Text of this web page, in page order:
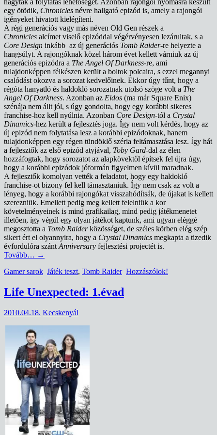
hagyták a folytatás lehetőségét. Azonban rajongói nyomásra készült
egy ötödik, Chronicles névre hallgató epizód is, amely a rajongói
igényeket hivatott kielégíteni.
A régi generációs vagy más néven Old Gen részek a
Chronicles alcímet viselő epizóddal végérvényesen lezárultak, s a
Core Design inkább az új generációs Tomb Raider-re helyezte a
hangsúlyt. A rajongóknak közel három évet kellett várniuk az új
generációs epizódra a The Angel Of Darkness-re, ami
tulajdonképpen félkészen került a boltok polcaira, s ezzel megannyi
csalódást okozva a sorozat kedvelőinek. Ekkor úgy tűnt, hogy a
régóta hanyatló és haldokló sorozatnak utolsó szöge volt a The
Angel Of Darkness. Azonban az Eidos (ma már Square Enix)
szénája nem állt jól, s úgy gondolta, hogy egy korábbi sikeres
franchise-hoz kell nyúlnia. Azonban Core Design-tól a Crystal
Dinamics-hez került a fejlesztés joga. Így nem volt kérdés, hogy az
új epizód nem folytatása lesz a korábbi epizódoknak, hanem
tulajdonképpen egy régen tündöklő széria feltámasztása lesz. Így hát
a fejlesztők az első epizód atyjával, Toby Gard-dal az élen
hozzáfogtak, hogy sorozatot az alapkövektől építsek fel újra úgy,
hogy a korábbi epizódok jóformán figyelmen kívül maradnak.
A fejlesztők komolyan vették a feladatot, hogy egy haldokló
franchise-ot bizony fel kell támasztaniuk. Így nem csak az volt a
lényeg, hogy a korábbi rajongókat visszahódítsák, de újakat is kellett
szerezniük. Emellett pedig meg kellett felelniük a kor
követelményeinek is mind grafikailag, mind pedig játékmenetet
illetően, így végül egy olyan játékot kaptunk, ami ugyan eléggé
megosztotta a Tomb Raiderközösséget, de széles körben elég szép
sikert ért el olyannyira, hogy a Crystal Dinamics megkapta a tizedik
évfordulóra szánt Anniversary fejlesztési projectét is.
Tovább… →
Gamer sarok Játék teszt, Tomb Raider Hozzászólok!
Life Unexpected: 1.évad
2010.04.18. Kecskenyál